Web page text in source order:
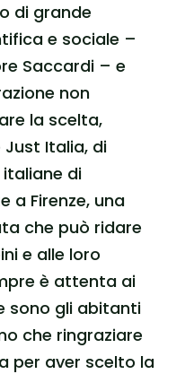
di grande
e sociale –
Saccardi – e
non
la scelta,
Italia, di
di
a Firenze, una
che può ridare
e alle loro
è attenta ai
sono gli abitanti
che ringraziare
per aver scelto la